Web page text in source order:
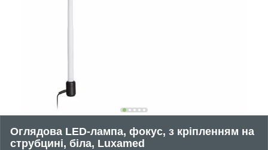
Оглядова LED-лампа, фокус, з кріпленням на
струбцині, біла, Luxamed